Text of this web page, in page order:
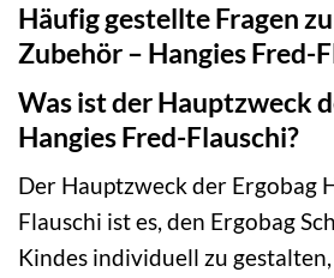
Häufig gestellte Fragen
Zubehör – Hangies Fred-
Was ist der Hauptzweck
Hangies Fred-Flauschi?
Der Hauptzweck der Ergobag
Flauschi ist es, den Ergobag
Kindes individuell zu